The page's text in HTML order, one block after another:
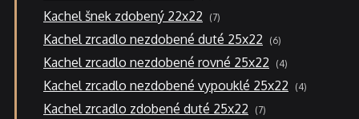
Kachel šnek zdobený 22x22 77
produktů
Kachel zrcadlo nezdobené duté 25x22 66
produktů
Kachel zrcadlo nezdobené rovné 25x22 44
produkty
Kachel zrcadlo nezdobené vypouklé 25x22 44
produkty
Kachel zrcadlo zdobené duté 25x22 77
produktů